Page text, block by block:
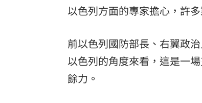
以色列方面的專家擔心，許
前以色列國防部長、右翼政
以色列的角度來看，這是一
餘力。